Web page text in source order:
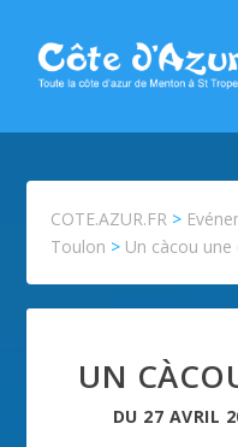
COTE.AZUR.FR >
Toulon > Un càcou une
UN
DU 27 AVRIL